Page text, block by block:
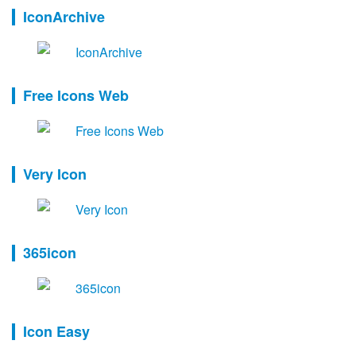
IconArchive
Free Icons Web
Very Icon
365icon
Icon Easy